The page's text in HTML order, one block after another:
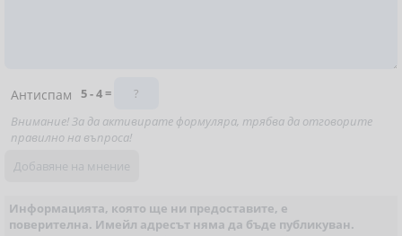
Антиспам
5 - 4 =
Внимание! За да активирате формуляра, трябва да отговорите
правилно на въпроса!
Информацията, която ще ни предоставите, е
поверителна. Имейл адресът няма да бъде публикуван.